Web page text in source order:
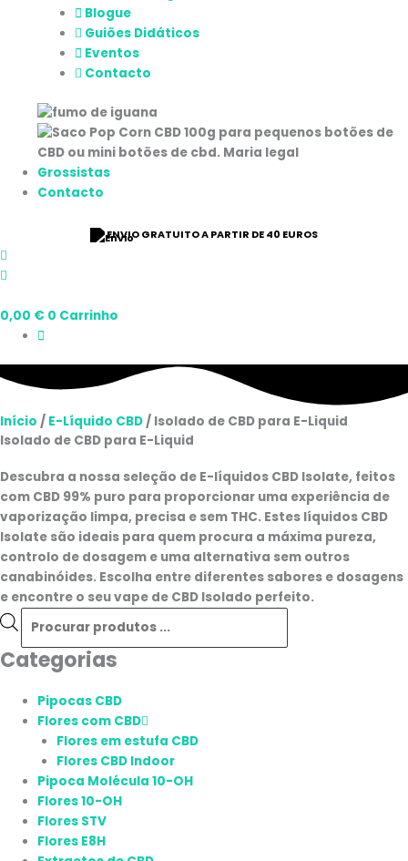
Blogue
Guiões Didáticos
Eventos
Contacto
Grossistas
Contacto
ENVIO GRATUITO A PARTIR DE 40 EUROS
0,00 € 0 Carrinho
Início / E-Líquido CBD/ Isolado de CBD para E-Liquid
Isolado de CBD para E-Liquid
Descubra a nossa seleção de E-líquidos CBD Isolate, feitos
com CBD 99% puro para proporcionar uma experiência de
vaporização limpa, precisa e sem THC. Estes líquidos CBD
Isolate são ideais para quem procura a máxima pureza,
controlo de dosagem e uma alternativa sem outros
canabinóides. Escolha entre diferentes sabores e dosagens
e encontre o seu vape de CBD Isolado perfeito.
Categorias
Pipocas CBD
Flores com CBD
Flores em estufa CBD
Flores CBD Indoor
Pipoca Molécula 10-OH
Flores 10-OH
Flores STV
Flores E8H